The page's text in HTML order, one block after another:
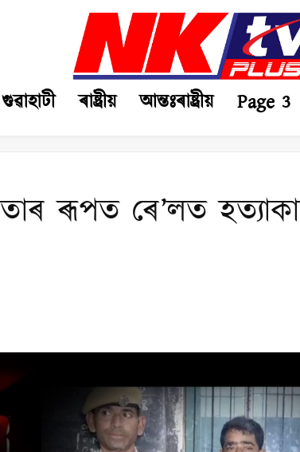
গুৱাহাটী ৰাষ্ট্ৰীয় আন্তঃৰাষ্ট্ৰীয় Page 3
ৰূপত ৰে’লত